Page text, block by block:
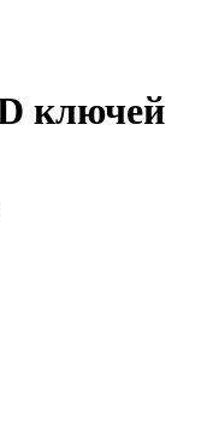
ключей